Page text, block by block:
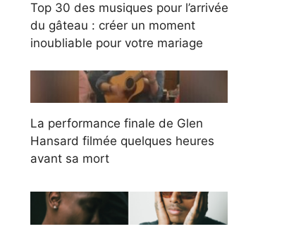
Top 30 des musiques pour l’arrivée
du gâteau : créer un moment
inoubliable pour votre mariage
La performance finale de Glen
Hansard filmée quelques heures
avant sa mort